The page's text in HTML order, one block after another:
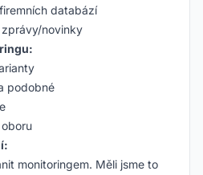
databází
novinky
podobné
monitoringem. Měli jsme to